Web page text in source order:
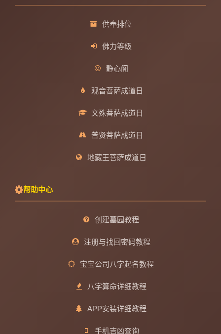
供奉排位
佛力等级
静心阁
观音菩萨成道日
文殊菩萨成道日
普贤菩萨成道日
地藏王菩萨成道日
帮助中心
创建墓园教程
注册与找回密码教程
宝宝公司八字起名教程
八字算命详细教程
APP安装详细教程
手机吉凶查询